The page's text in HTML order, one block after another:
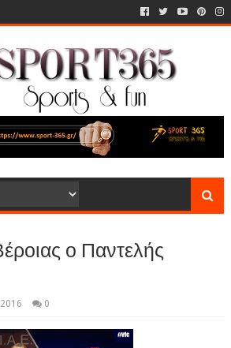
ο Παντελής
0